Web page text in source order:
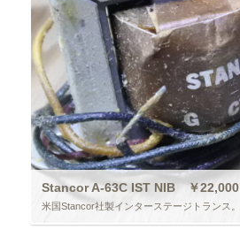
Stancor A-63C IST NIB ￥22,000